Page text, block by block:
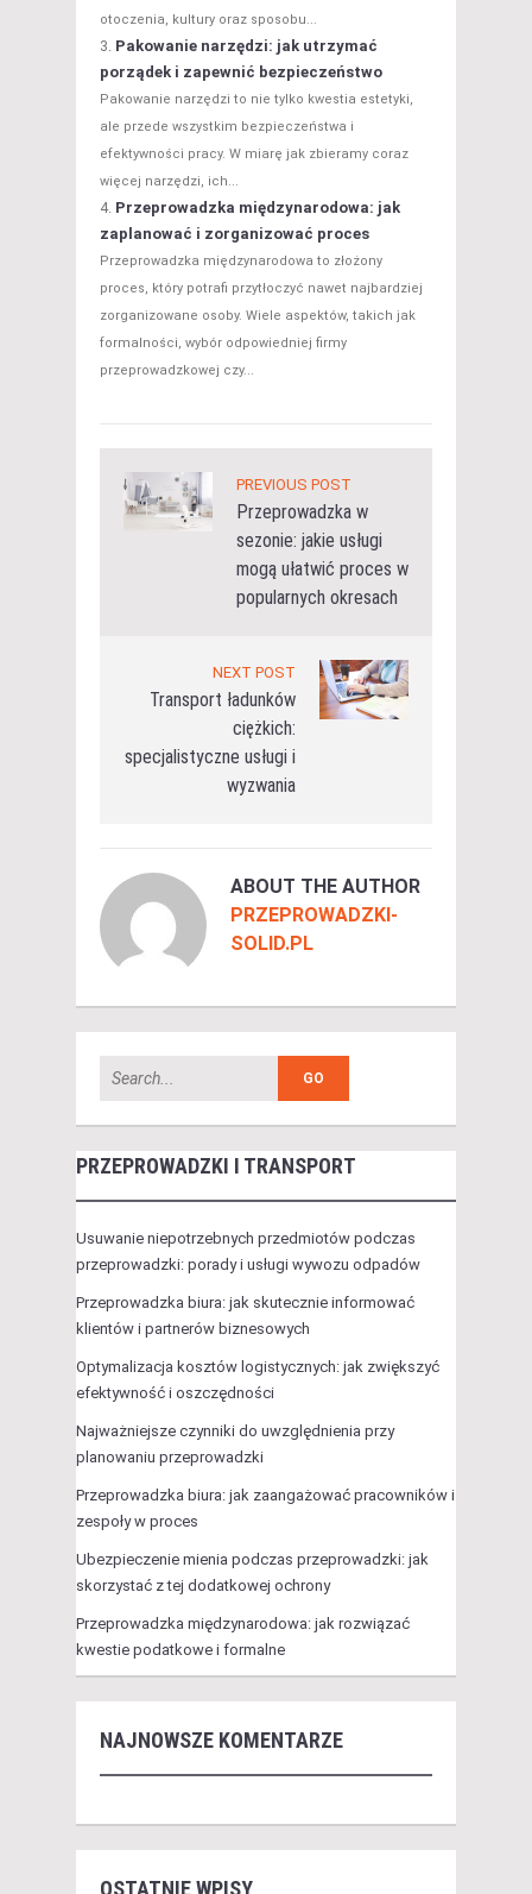
otoczenia, kultury oraz sposobu...
Pakowanie narzędzi: jak utrzymać
porządek i zapewnić bezpieczeństwo
Pakowanie narzędzi to nie tylko kwestia estetyki,
ale przede wszystkim bezpieczeństwa i
efektywności pracy. W miarę jak zbieramy coraz
więcej narzędzi, ich...
Przeprowadzka międzynarodowa: jak
zaplanować i zorganizować proces
Przeprowadzka międzynarodowa to złożony
proces, który potrafi przytłoczyć nawet najbardziej
zorganizowane osoby. Wiele aspektów, takich jak
formalności, wybór odpowiedniej firmy
przeprowadzkowej czy...
PREVIOUS POST
Przeprowadzka w
sezonie: jakie usługi
mogą ułatwić proces w
popularnych okresach
NEXT POST
Transport ładunków
ciężkich:
specjalistyczne usługi i
wyzwania
ABOUT THE AUTHOR
PRZEPROWADZKI-
SOLID.PL
PRZEPROWADZKI I TRANSPORT
Usuwanie niepotrzebnych przedmiotów podczas
przeprowadzki: porady i usługi wywozu odpadów
Przeprowadzka biura: jak skutecznie informować
klientów i partnerów biznesowych
Optymalizacja kosztów logistycznych: jak zwiększyć
efektywność i oszczędności
Najważniejsze czynniki do uwzględnienia przy
planowaniu przeprowadzki
Przeprowadzka biura: jak zaangażować pracowników i
zespoły w proces
Ubezpieczenie mienia podczas przeprowadzki: jak
skorzystać z tej dodatkowej ochrony
Przeprowadzka międzynarodowa: jak rozwiązać
kwestie podatkowe i formalne
NAJNOWSZE KOMENTARZE
OSTATNIE WPISY